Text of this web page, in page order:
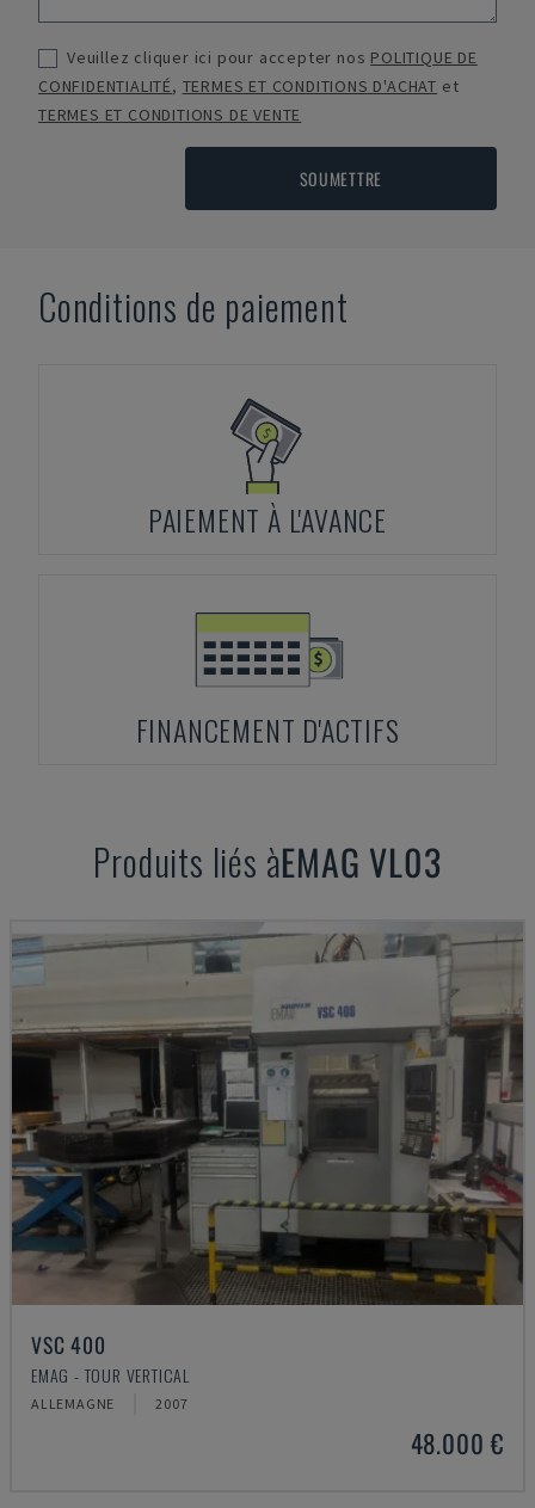
Veuillez cliquer ici pour accepter nos POLITIQUE DE
CONFIDENTIALITÉ, TERMES ET CONDITIONS D'ACHAT et
TERMES ET CONDITIONS DE VENTE
SOUMETTRE
Conditions de paiement
PAIEMENT À L'AVANCE
FINANCEMENT D'ACTIFS
Produits liés àEMAG VL03
VSC 400
EMAG - TOUR VERTICAL
ALLEMAGNE 2007
48.000 €